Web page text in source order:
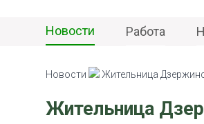
Новости Работа
Новости Жительница
Жительница